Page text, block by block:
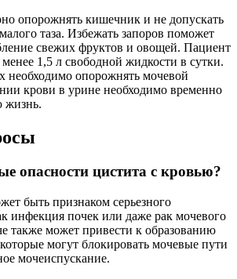
опорожнять кишечник и не допускать
таза. Избежать запоров поможет
свежих фруктов и овощей. Пациент
1,5 л свободной жидкости в сутки.
необходимо опорожнять мочевой
крови в урине необходимо временно
жизнь.
опасности цистита с кровью?
быть признаком серьезного
инфекция почек или даже рак мочевого
также может привести к образованию
могут блокировать мочевые пути
мочеиспускание.